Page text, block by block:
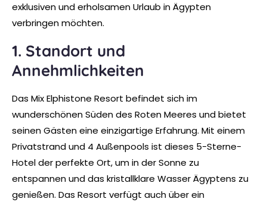
exklusiven und erholsamen Urlaub in Ägypten
verbringen möchten.
1. Standort und
Annehmlichkeiten
Das Mix Elphistone Resort befindet sich im
wunderschönen Süden des Roten Meeres und bietet
seinen Gästen eine einzigartige Erfahrung. Mit einem
Privatstrand und 4 Außenpools ist dieses 5-Sterne-
Hotel der perfekte Ort, um in der Sonne zu
entspannen und das kristallklare Wasser Ägyptens zu
genießen. Das Resort verfügt auch über ein